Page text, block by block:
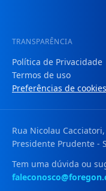
TRANSPARÊNCIA
Política de Privacidade
Termos de uso
Preferências de cookies
Rua Nicolau
Presidente Prudente -
Tem uma dúvida ou